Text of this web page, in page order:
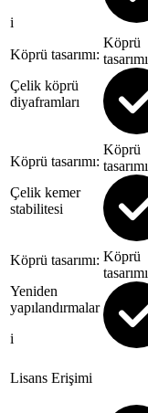
i
Köprü tasarımı:
Çelik köprü
diyaframları
Köprü
tasarımı
Köprü tasarımı:
Çelik kemer
stabilitesi
Köprü
tasarımı
Köprü tasarımı:
Yeniden
yapılandırmalar
i
Köprü
tasarımı
Lisans Erişimi